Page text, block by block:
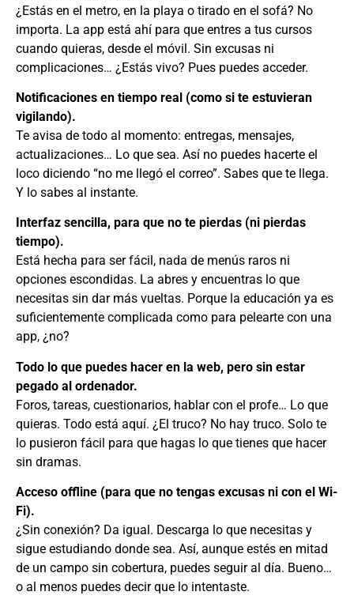
¿Estás en el metro, en la playa o tirado en el sofá? No
importa. La app está ahí para que entres a tus cursos
cuando quieras, desde el móvil. Sin excusas ni
complicaciones… ¿Estás vivo? Pues puedes acceder.
Notificaciones en tiempo real (como si te estuvieran
vigilando).
Te avisa de todo al momento: entregas, mensajes,
actualizaciones… Lo que sea. Así no puedes hacerte el
loco diciendo “no me llegó el correo”. Sabes que te llega.
Y lo sabes al instante.
Interfaz sencilla, para que no te pierdas (ni pierdas
tiempo).
Está hecha para ser fácil, nada de menús raros ni
opciones escondidas. La abres y encuentras lo que
necesitas sin dar más vueltas. Porque la educación ya es
suficientemente complicada como para pelearte con una
app, ¿no?
Todo lo que puedes hacer en la web, pero sin estar
pegado al ordenador.
Foros, tareas, cuestionarios, hablar con el profe… Lo que
quieras. Todo está aquí. ¿El truco? No hay truco. Solo te
lo pusieron fácil para que hagas lo que tienes que hacer
sin dramas.
Acceso offline (para que no tengas excusas ni con el Wi-
Fi).
¿Sin conexión? Da igual. Descarga lo que necesitas y
sigue estudiando donde sea. Así, aunque estés en mitad
de un campo sin cobertura, puedes seguir al día. Bueno…
o al menos puedes decir que lo intentaste.